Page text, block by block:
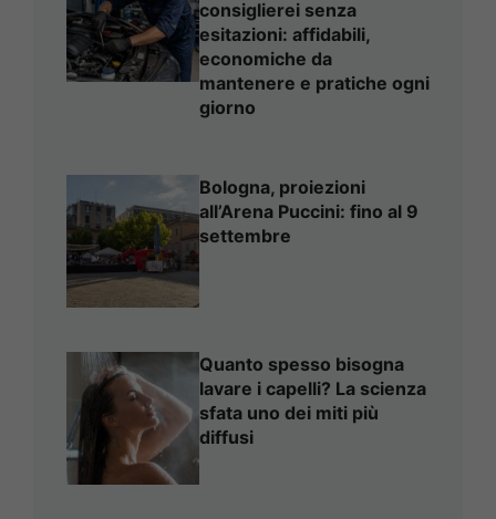
consiglierei senza
esitazioni: affidabili,
economiche da
mantenere e pratiche ogni
giorno
Bologna, proiezioni
all’Arena Puccini: fino al 9
settembre
Quanto spesso bisogna
lavare i capelli? La scienza
sfata uno dei miti più
diffusi